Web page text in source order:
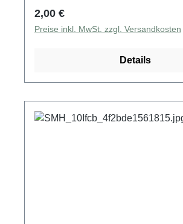
Regulärer Preis:
2,00 €
Preise inkl. MwSt. zzgl. Versandkosten
Details